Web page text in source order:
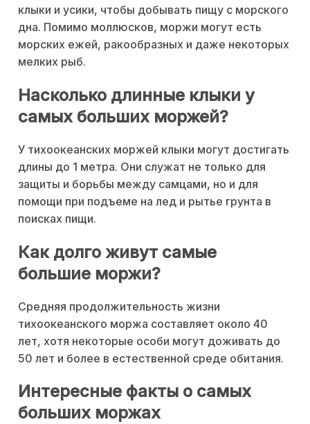
клыки и усики, чтобы добывать пищу с морского
дна. Помимо моллюсков, моржи могут есть
морских ежей, ракообразных и даже некоторых
мелких рыб.
Насколько длинные клыки у
самых больших моржей?
У тихоокеанских моржей клыки могут достигать
длины до 1 метра. Они служат не только для
защиты и борьбы между самцами, но и для
помощи при подъеме на лед и рытье грунта в
поисках пищи.
Как долго живут самые
большие моржи?
Средняя продолжительность жизни
тихоокеанского моржа составляет около 40
лет, хотя некоторые особи могут доживать до
50 лет и более в естественной среде обитания.
Интересные факты о самых
больших моржах